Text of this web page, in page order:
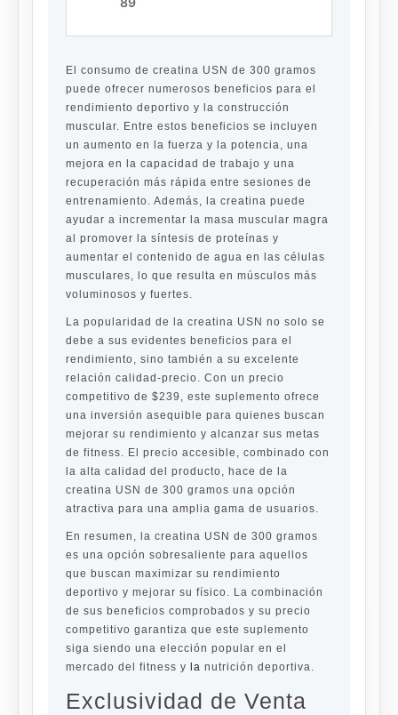
El consumo de creatina USN de 300 gramos
puede ofrecer numerosos beneficios para el
rendimiento deportivo y la construcción
muscular. Entre estos beneficios se incluyen
un aumento en la fuerza y la potencia, una
mejora en la capacidad de trabajo y una
recuperación más rápida entre sesiones de
entrenamiento. Además, la creatina puede
ayudar a incrementar la masa muscular magra
al promover la síntesis de proteínas y
aumentar el contenido de agua en las células
musculares, lo que resulta en músculos más
voluminosos y fuertes.
La popularidad de la creatina USN no solo se
debe a sus evidentes beneficios para el
rendimiento, sino también a su excelente
relación calidad-precio. Con un precio
competitivo de $239, este suplemento ofrece
una inversión asequible para quienes buscan
mejorar su rendimiento y alcanzar sus metas
de fitness. El precio accesible, combinado con
la alta calidad del producto, hace de la
creatina USN de 300 gramos una opción
atractiva para una amplia gama de usuarios.
En resumen, la creatina USN de 300 gramos
es una opción sobresaliente para aquellos
que buscan maximizar su rendimiento
deportivo y mejorar su físico. La combinación
de sus beneficios comprobados y su precio
competitivo garantiza que este suplemento
siga siendo una elección popular en el
mercado del fitness y
la nutrición deportiva.
Exclusividad de Venta